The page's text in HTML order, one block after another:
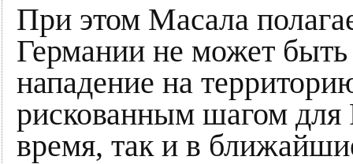
При этом Масала
Германии не может
нападение на
рискованным шагом для
время, так и в